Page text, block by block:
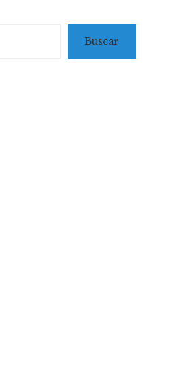
Buscar